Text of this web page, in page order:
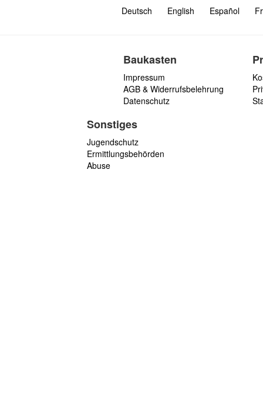
Deutsch English Español
Baukasten
Impressum
AGB & Widerrufsbelehrung
Datenschutz
Sonstiges
Jugendschutz
Ermittlungsbehörden
Abuse